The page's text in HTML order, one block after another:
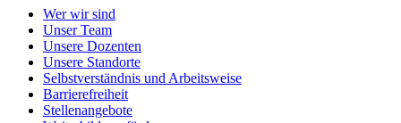
Wer wir sind
Unser Team
Unsere Dozenten
Unsere Standorte
Selbstverständnis und Arbeitsweise
Barrierefreiheit
Stellenangebote